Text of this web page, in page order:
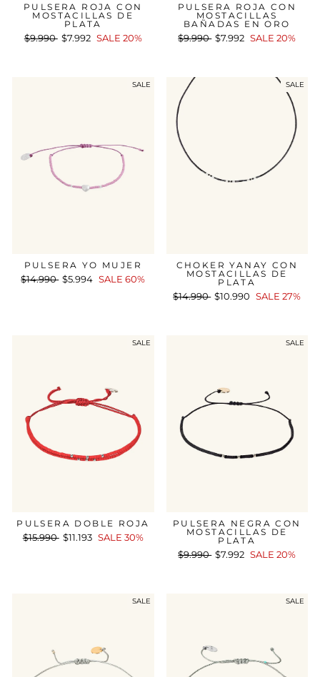
PULSERA ROJA CON
MOSTACILLAS DE
PLATA
Precio
$9.990 Precio
$7.992 SALE 20%
PULSERA ROJA CON
MOSTACILLAS
BAÑADAS EN ORO
Precio
$9.990 Precio
$7.992 SALE 20%
SALE
PULSERA YO MUJER
Precio
$14.990 Precio
$5.994 SALE 60%
SALE
CHOKER YANAY CON
MOSTACILLAS DE
PLATA
Precio
$14.990 Precio
$10.990 SALE 27%
SALE
PULSERA DOBLE ROJA
Precio
$15.990 Precio
$11.193 SALE 30%
SALE
PULSERA NEGRA CON
MOSTACILLAS DE
PLATA
Precio
$9.990 Precio
$7.992 SALE 20%
SALE SALE